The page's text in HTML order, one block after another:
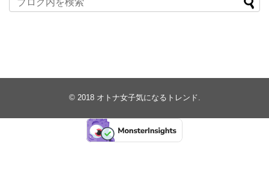
© 2018 オトナ女子気になるトレンド.